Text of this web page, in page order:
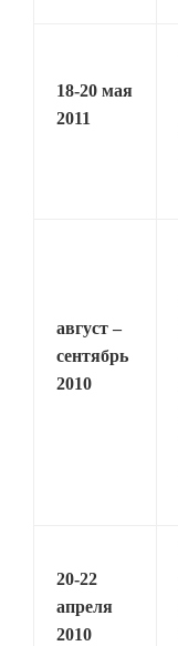
18-20 мая
2011
август –
сентябрь
2010
20-22
апреля
2010